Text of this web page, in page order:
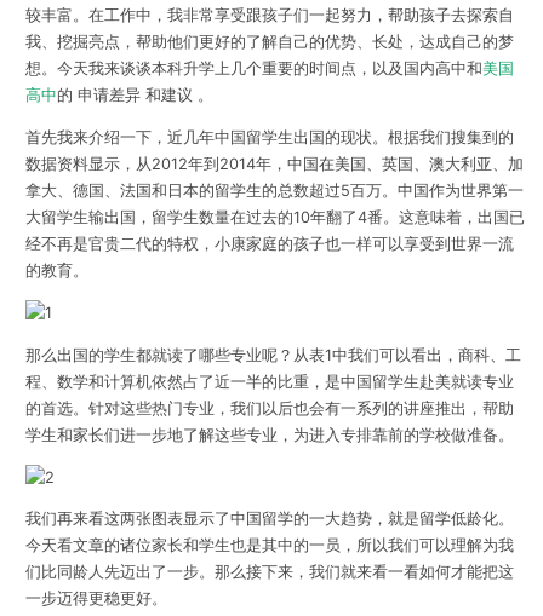
较丰富。在工作中，我非常享受跟孩子们一起努力，帮助孩子去探索自
我、挖掘亮点，帮助他们更好的了解自己的优势、长处，达成自己的梦
想。今天我来谈谈本科升学上几个重要的时间点，以及国内高中和美国
高中的 申请差异 和建议 。
首先我来介绍一下，近几年中国留学生出国的现状。根据我们搜集到的
数据资料显示，从2012年到2014年，中国在美国、英国、澳大利亚、加
拿大、德国、法国和日本的留学生的总数超过5百万。中国作为世界第一
大留学生输出国，留学生数量在过去的10年翻了4番。这意味着，出国已
经不再是官贵二代的特权，小康家庭的孩子也一样可以享受到世界一流
的教育。
那么出国的学生都就读了哪些专业呢？从表1中我们可以看出，商科、工
程、数学和计算机依然占了近一半的比重，是中国留学生赴美就读专业
的首选。针对这些热门专业，我们以后也会有一系列的讲座推出，帮助
学生和家长们进一步地了解这些专业，为进入专排靠前的学校做准备。
我们再来看这两张图表显示了中国留学的一大趋势，就是留学低龄化。
今天看文章的诸位家长和学生也是其中的一员，所以我们可以理解为我
们比同龄人先迈出了一步。那么接下来，我们就来看一看如何才能把这
一步迈得更稳更好。